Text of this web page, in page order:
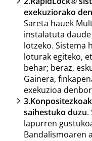
exekuziorako
Sareta hauek
instalatuta
lotzeko. Sistema
loturak egiteko,
behar; beraz,
Gainera,
exekuzioa
3.
saihestuko duzu.
lapurren
Bandalismoaren